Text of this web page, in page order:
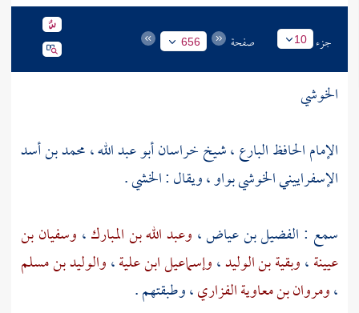
جزء 10 صفحة 656
الخوشي
الإمام الحافظ البارع ، شيخخراسانأبو عبد الله ، محمد بن أسد
الإسفراييني الخوشي بواو ، ويقال : الخشي .
سمع : الفضيل بن عياض، وعبد الله بن المبارك، وسفيان بن
عيينة،وبقية بن الوليد،وإسماعيل ابن علية،والوليد بن مسلم
،ومروان بن معاوية الفزاري، وطبقتهم .